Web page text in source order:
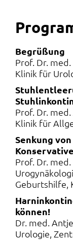
Begrüßung
Prof. Dr.
Klinik für
Prof. Dr.
Klinik für
Senkung
Prof. Dr.
Geburtshilfe,
können!
Dr. med.
Urologie,